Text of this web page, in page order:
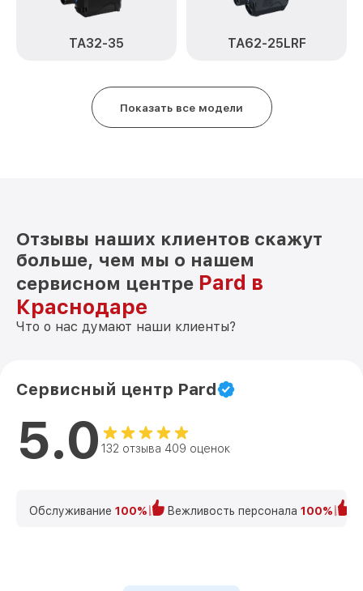
от 750₽
Прошивка (Обновление ПО) TA32-25LRF
от 450₽
Ремонт платы управления
(восстановление) TA32-25LRF Pard
Восстановление после попадания влаги
Ремонт капиллярной трубки TA32-
от 450₽
TA32-35 TA62-25LRF
Показать все модели
Отзывы наших клиентов скажут
больше, чем мы о нашем
сервисном центре Pard в
Краснодаре
Что о нас думают наши клиенты?
Сервисный центр Pard
5.0 132 отзыва 409 оценок
Обслуживание 100% Вежливость персонала 100%